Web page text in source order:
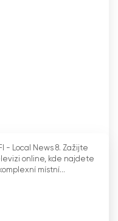
- Local News 8. Zažijte
online, kde najdete
místní...